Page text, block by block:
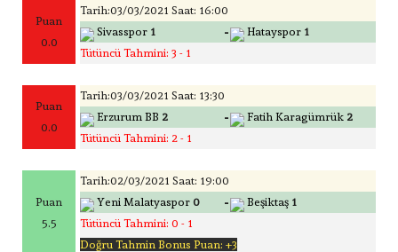
Puan
0.0
Tarih:03/03/2021 Saat: 16:00
Sivasspor 1 - Hatayspor 1
Tütüncü Tahmini: 3 - 1
Puan
0.0
Tarih:03/03/2021 Saat: 13:30
Erzurum BB 2 - Fatih Karagümrük 2
Tütüncü Tahmini: 2 - 1
Puan
5.5
Tarih:02/03/2021 Saat: 19:00
Yeni Malatyaspor 0 - Beşiktaş 1
Tütüncü Tahmini: 0 - 1
Doğru Tahmin Bonus Puan: +3